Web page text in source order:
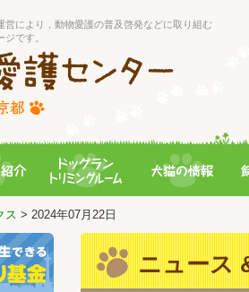
により，動物愛護の普及啓発などに取り組む
です。
ス > 2024年07月22日
ニュース